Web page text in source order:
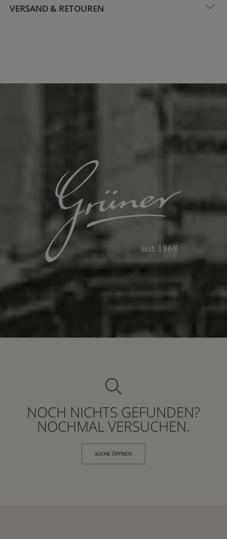
VERSAND & RETOUREN
NOCH NICHTS GEFUNDEN?
NOCHMAL VERSUCHEN.
SUCHE ÖFFNEN